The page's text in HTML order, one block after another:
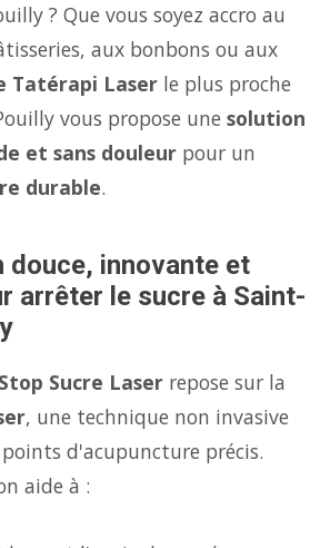
? Que vous soyez accro au
aux bonbons ou aux
Tatérapi Laser le plus proche
vous propose une solution
et sans douleur pour un
durable.
douce, innovante et
arrêter le sucre à Saint-
Sucre Laser repose sur la
, une technique non invasive
d'acupuncture précis.
aide à :